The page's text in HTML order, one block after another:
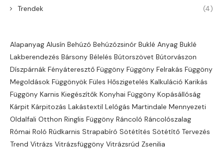
Trendek (4)
Alapanyag Alusín Behúzó Behúzózsinór Buklé Anyag Buklé
Lakberendezés Bársony Bélelés Bútorszövet Bútorvászon
Díszpárnák Fényáteresztő Függöny Függöny Felrakás Függöny
Megoldások Függönyök Füles Hőszigetelés Kalkuláció Karikás
Függöny Karnis Kiegészítők Konyhai Függöny Kopásállóság
Kárpit Kárpitozás Lakástextil Lelógás Martindale Mennyezeti
Oldalfali Otthon Ringlis Függöny Ráncoló Ráncolószalag
Római Roló Rúdkarnis Strapabíró Sötétítés Sötétítő Tervezés
Trend Vitrázs Vitrázsfüggöny Vitrázsrúd Zsenilia